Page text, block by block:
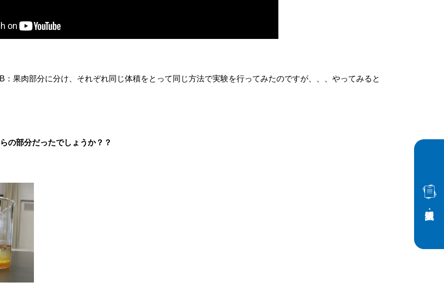
果肉部分に分け、それぞれ同じ体積をとって同じ方法で実験を行ってみたのですが、、、やってみると
の部分だったでしょうか？？